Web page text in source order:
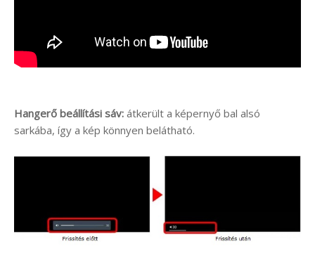
Hangerő beállítási sáv: átkerült a képernyő bal alsó
sarkába, így a kép könnyen belátható.